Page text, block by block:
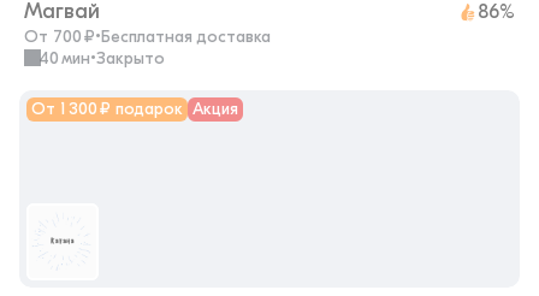
Магвай 86%
От 700 ₽•Бесплатная доставка
40 мин• закрыто
От 1 300 ₽ подарок Акция